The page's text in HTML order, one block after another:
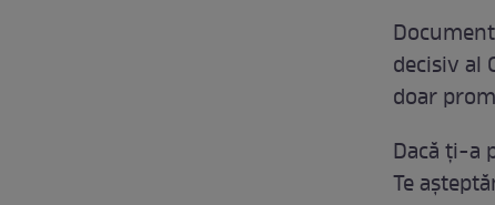
decisiv al
doar
Dacă ți-a
Te